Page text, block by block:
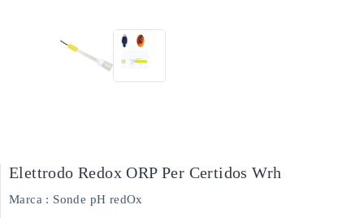
Elettrodo Redox ORP Per Certidos Wrh
Marca : Sonde pH redOx